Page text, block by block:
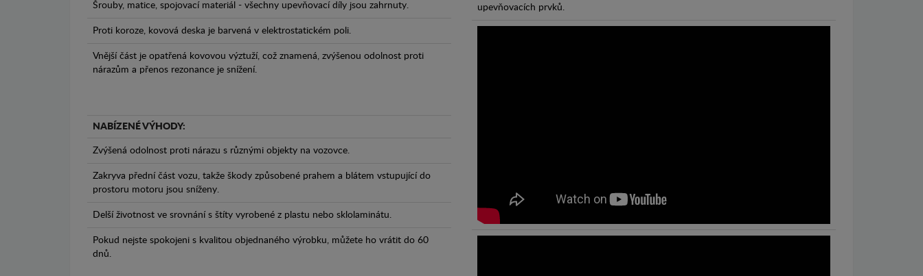
Šrouby, matice, spojovací materiál - všechny upevňovací díly jsou zahrnuty.
Proti koroze, kovová deska je barvená v elektrostatickém poli.
Vnější část je opatřená kovovou výztuží, což znamená, zvýšenou odolnost proti
nárazům a přenos rezonance je snížení.
NABÍZENÉ VÝHODY:
Zvýšená odolnost proti nárazu s různými objekty na vozovce.
Zakryva přední část vozu, takže škody způsobené prahem a blátem vstupující do
prostoru motoru jsou sníženy.
Delší životnost ve srovnání s štíty vyrobené z plastu nebo sklolaminátu.
Pokud nejste spokojeni s kvalitou objednaného výrobku, můžete ho vrátit do 60
dnů.
upevňovacích prvků.